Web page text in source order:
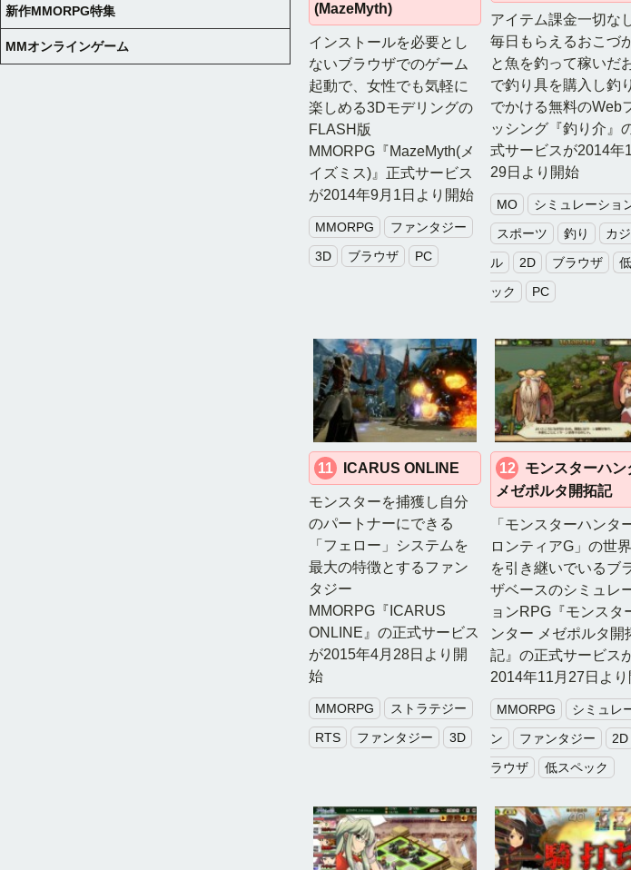
新作MMORPG特集
MMオンラインゲーム
(MazeMyth)
インストールを必要とし
ないブラウザでのゲーム
起動で、女性でも気軽に
楽しめる3Dモデリングの
FLASH版
MMORPG『MazeMyth(メ
イズミス)』正式サービス
が2014年9月1日より開始
MMORPG
ファンタジー
3D
ブラウザ PC
アイテム課金一切な
毎日もらえるおこづ
と魚を釣って稼いだ
で釣り具を購入し釣
でかける無料のWeb
ッシング『釣り介』
式サービスが2014年
29日より開始
MO
シミュレーショ
スポーツ
釣り
カ
ル
2D ブラウザ
ック
PC
11 ICARUS ONLINE
モンスターを捕獲し自分
のパートナーにできる
「フェロー」システムを
最大の特徴とするファン
タジー
MMORPG『ICARUS
ONLINE』の正式サービス
が2015年4月28日より開
始
MMORPG
ストラテジー
RTS
ファンタジー 3D
12
モンスターハン
メゼポルタ開拓記
「モンスターハンタ
ロンティアG」の世
を引き継いでいるブ
ザベースのシミュレ
ョンRPG『モンスタ
ンター メゼポルタ開
記』の正式サービス
2014年11月27日よ
MMORPG
シミュレ
ン
ファンタジー 2D
ラウザ
低スペック